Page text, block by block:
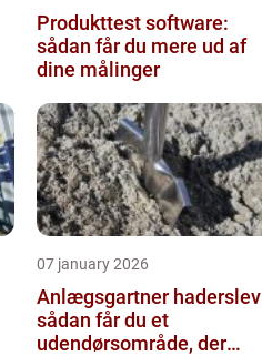
Produkttest software:
sådan får du mere ud af
dine målinger
07 january 2026
Anlægsgartner haderslev
sådan får du et
udendørsområde, der